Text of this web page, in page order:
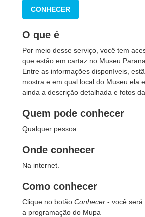
CONHECER
O que é
Por meio desse serviço, você tem
que estão em cartaz no Museu
Entre as informações disponíveis,
mostra e em qual local do Museu ela
ainda a descrição detalhada e fotos
Quem pode conhecer
Qualquer pessoa.
Onde conhecer
Na internet.
Como conhecer
Clique no botão Conhecer - você será
a programação do Mupa